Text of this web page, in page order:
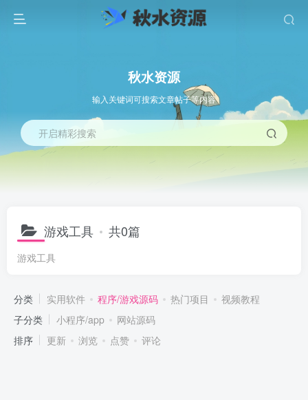
秋水资源
输入关键词可搜索文章帖子等内容
开启精彩搜索
游戏工具 共0篇
游戏工具
分类 实用软件 程序/游戏源码 热门项目
视频教程
子分类
小程序/app
网站源码
排序
更新 浏览 点赞 评论